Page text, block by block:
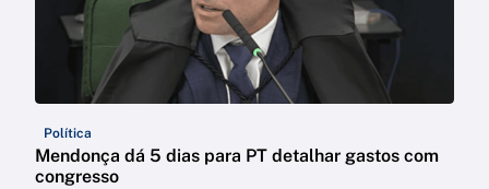
Política
Mendonça dá 5 dias para PT detalhar gastos com
congresso